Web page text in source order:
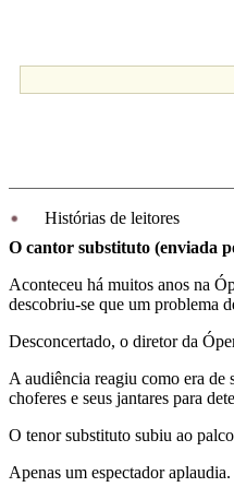
Histórias de leitores
O cantor substituto (enviada
Aconteceu há muitos anos na
descobriu-se que um problema
Desconcertado, o diretor da
A audiência reagiu como era de
choferes e seus jantares para
O tenor substituto subiu ao
Apenas um espectador